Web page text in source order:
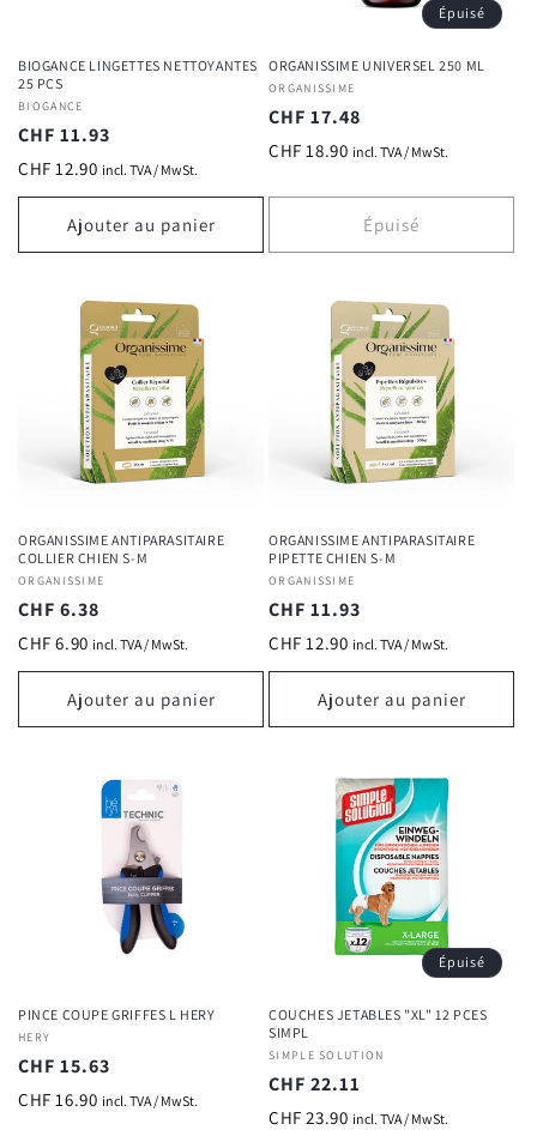
BIOGANCE LINGETTES NETTOYANTES
25 PCS
Fournisseur :
BIOGANCE
Prix
habituel
CHF 11.93
CHF 12.90 incl. TVA / MwSt.
Ajouter au panier
Épuisé
ORGANISSIME UNIVERSEL 250 ML
Fournisseur :
ORGANISSIME
Prix
habituel
CHF 17.48
CHF 18.90 incl. TVA / MwSt.
Épuisé
ORGANISSIME ANTIPARASITAIRE
COLLIER CHIEN S-M
Fournisseur :
ORGANISSIME
Prix
habituel
CHF 6.38
CHF 6.90 incl. TVA / MwSt.
Ajouter au panier
ORGANISSIME ANTIPARASITAIRE
PIPETTE CHIEN S-M
Fournisseur :
ORGANISSIME
Prix
habituel
CHF 11.93
CHF 12.90 incl. TVA / MwSt.
Ajouter au panier
PINCE COUPE GRIFFES L HERY
Fournisseur :
HERY
Prix
habituel
CHF 15.63
CHF 16.90 incl. TVA / MwSt.
Épuisé
COUCHES JETABLES "XL" 12 PCES
SIMPL
Fournisseur :
SIMPLE SOLUTION
Prix
habituel
CHF 22.11
CHF 23.90 incl. TVA / MwSt.
Connexion requise
Connectez-vous à votre compte pour ajouter des
Se connecter